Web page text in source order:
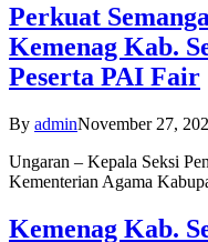
Perkuat
Kemenag Kab.
Peserta PAI Fair
By adminNovember 27,
Ungaran – Kepala Seksi
Kementerian Agama
Kemenag Kab.